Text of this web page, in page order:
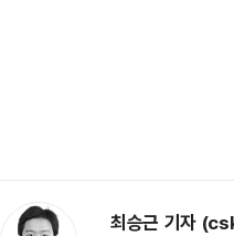
최승근 기자